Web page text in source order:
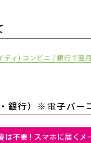
ディ) コンビニ / 銀行で翌
銀行）※電子バー